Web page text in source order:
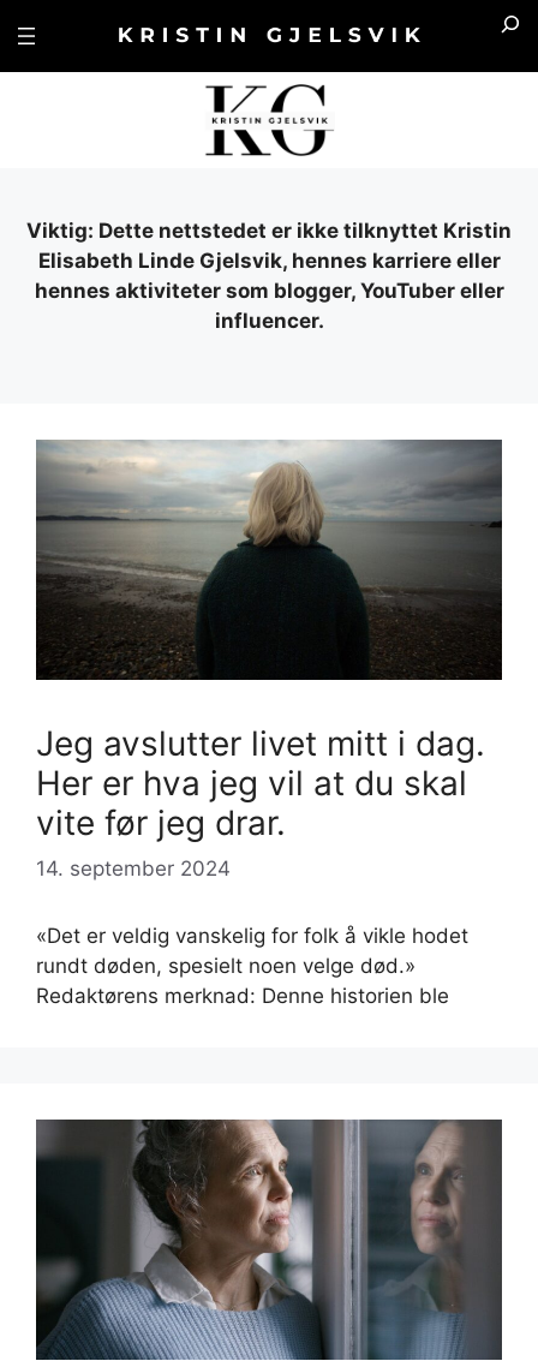
innhold
Viktig: Dette nettstedet er ikke tilknyttet Kristin
Elisabeth Linde Gjelsvik, hennes karriere eller
hennes aktiviteter som blogger, YouTuber eller
influencer.
Jeg avslutter livet mitt i dag.
Her er hva jeg vil at du skal
vite før jeg drar.
14. september 2024
«Det er veldig vanskelig for folk å vikle hodet
rundt døden, spesielt noen velge død.»
Redaktørens merknad: Denne historien ble